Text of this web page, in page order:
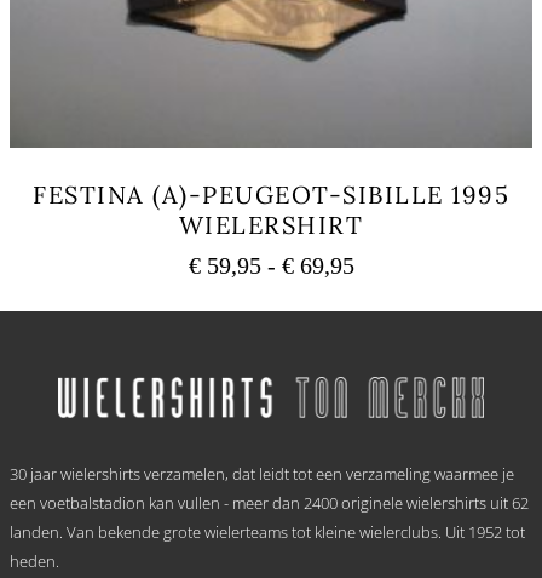
FESTINA (A)-PEUGEOT-SIBILLE 1995
WIELERSHIRT
€59,95 - €69,95Prijsklasse:
tot
variaties.
Deze
gekozen
worden
de
30 jaar wielershirts verzamelen, dat leidt tot een verzameling waarmee je
een voetbalstadion kan vullen - meer dan 2400 originele wielershirts uit 62
landen. Van bekende grote wielerteams tot kleine wielerclubs. Uit 1952 tot
heden.